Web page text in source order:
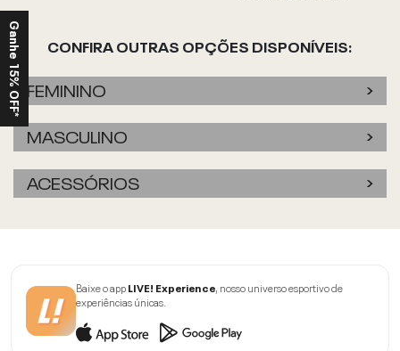
CONFIRA OUTRAS OPÇÕES DISPONÍVEIS:
FEMININO
MASCULINO
ACESSÓRIOS
Baixe o appLIVE! Experience, nosso universo esportivo de
experiências únicas.
Ganhe 15% OFF*